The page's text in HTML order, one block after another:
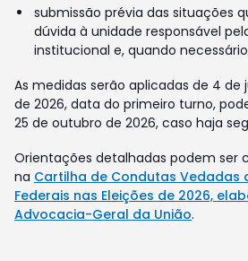
submissão prévia das situações
dúvida à unidade responsável
institucional e, quando
As medidas serão aplicadas de 4 de
de 2026, data do primeiro turno,
25 de outubro de 2026, caso haja
Orientações detalhadas podem ser
na Cartilha de Condutas Vedadas
Federais nas Eleições de 2026,
Advocacia-Geral da União.